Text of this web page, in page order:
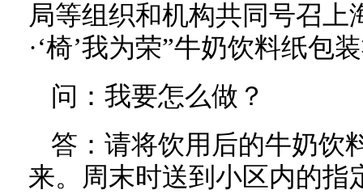
局等组织和机构共同号召上
·‘椅’我为荣”牛奶饮料纸包
问：我要怎么做？
答：请将饮用后的牛奶饮
来。周末时送到小区内的指